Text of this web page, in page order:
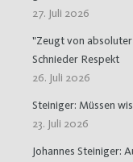
27. Juli 2026
"Zeugt von
Schnieder Respekt
26. Juli 2026
Steiniger: Müssen
23. Juli 2026
Johannes Steiniger: